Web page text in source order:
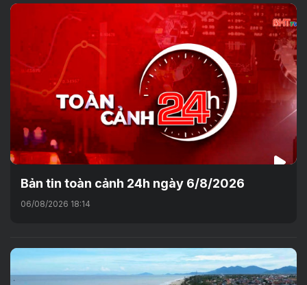
Bản tin toàn cảnh 24h ngày 6/8/2026
06/08/2026 18:14